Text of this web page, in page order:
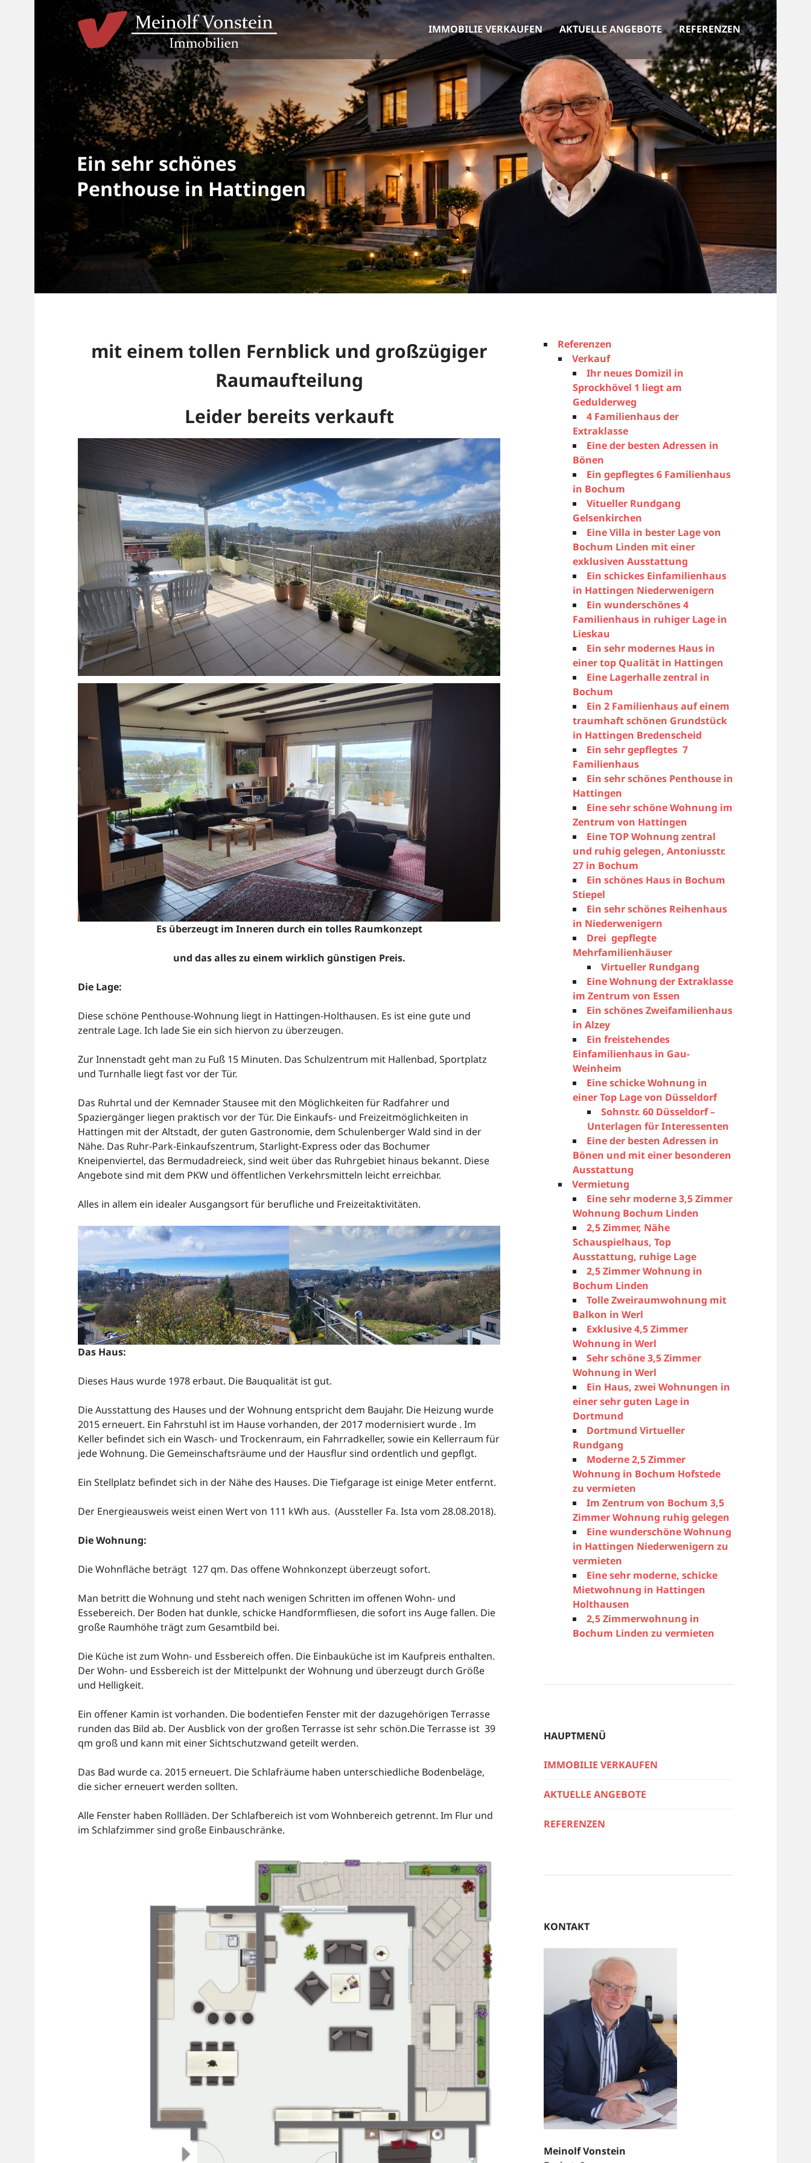
content
IMMOBILIE VERKAUFEN AKTUELLE ANGEBOTE REFERENZEN
Ein sehr schönes
Penthouse in Hattingen
mit einem tollen Fernblick und großzügiger
Raumaufteilung
Leider bereits verkauft
Es überzeugt im Inneren durch ein tolles Raumkonzept
und das alles zu einem wirklich günstigen Preis.
Die Lage:
Diese schöne Penthouse-Wohnung liegt in Hattingen-Holthausen. Es ist eine gute und
zentrale Lage. Ich lade Sie ein sich hiervon zu überzeugen.
Zur Innenstadt geht man zu Fuß 15 Minuten. Das Schulzentrum mit Hallenbad, Sportplatz
und Turnhalle liegt fast vor der Tür.
Das Ruhrtal und der Kemnader Stausee mit den Möglichkeiten für Radfahrer und
Spaziergänger liegen praktisch vor der Tür. Die Einkaufs- und Freizeitmöglichkeiten in
Hattingen mit der Altstadt, der guten Gastronomie, dem Schulenberger Wald sind in der
Nähe. Das Ruhr-Park-Einkaufszentrum, Starlight-Express oder das Bochumer
Kneipenviertel, das Bermudadreieck, sind weit über das Ruhrgebiet hinaus bekannt. Diese
Angebote sind mit dem PKW und öffentlichen Verkehrsmitteln leicht erreichbar.
Alles in allem ein idealer Ausgangsort für berufliche und Freizeitaktivitäten.
Das Haus:
Dieses Haus wurde 1978 erbaut. Die Bauqualität ist gut.
Die Ausstattung des Hauses und der Wohnung entspricht dem Baujahr. Die Heizung wurde
2015 erneuert. Ein Fahrstuhl ist im Hause vorhanden, der 2017 modernisiert wurde . Im
Keller befindet sich ein Wasch- und Trockenraum, ein Fahrradkeller, sowie ein Kellerraum für
jede Wohnung. Die Gemeinschaftsräume und der Hausflur sind ordentlich und gepflgt.
Ein Stellplatz befindet sich in der Nähe des Hauses. Die Tiefgarage ist einige Meter entfernt.
Der Energieausweis weist einen Wert von 111 kWh aus. (Aussteller Fa. Ista vom 28.08.2018).
Die Wohnung:
Die Wohnfläche beträgt 127qm. Das offene Wohnkonzept überzeugt sofort.
Man betritt die Wohnung und steht nach wenigen Schritten im offenen Wohn- und
Essebereich. Der Boden hat dunkle, schicke Handformfliesen, die sofort ins Auge fallen. Die
große Raumhöhe trägt zum Gesamtbild bei.
Die Küche ist zum Wohn- und Essbereich offen. Die Einbauküche ist im Kaufpreis enthalten.
Der Wohn- und Essbereich ist der Mittelpunkt der Wohnung und überzeugt durch Größe
und Helligkeit.
Ein offener Kamin ist vorhanden. Die bodentiefen Fenster mit der dazugehörigen Terrasse
runden das Bild ab. Der Ausblick von der großen Terrasse ist sehr schön.Die Terrasse ist 39
qm groß und kann mit einer Sichtschutzwand geteilt werden.
Das Bad wurde ca. 2015 erneuert. Die Schlafräume haben unterschiedliche Bodenbeläge,
die sicher erneuert werden sollten.
Alle Fenster haben Rollläden. Der Schlafbereich ist vom Wohnbereich getrennt. Im Flur und
im Schlafzimmer sind große Einbauschränke.
Referenzen
Verkauf
Ihr neues Domizil in
Sprockhövel 1 liegt am
Gedulderweg
4 Familienhaus der
Extraklasse
Eine der besten Adressen in
Bönen
Ein gepflegtes 6 Familienhaus
in Bochum
Vitueller Rundgang
Gelsenkirchen
Eine Villa in bester Lage von
Bochum Linden mit einer
exklusiven Ausstattung
Ein schickes Einfamilienhaus
in Hattingen Niederwenigern
Ein wunderschönes 4
Familienhaus in ruhiger Lage in
Lieskau
Ein sehr modernes Haus in
einer top Qualität in Hattingen
Eine Lagerhalle zentral in
Bochum
Ein 2 Familienhaus auf einem
traumhaft schönen Grundstück
in Hattingen Bredenscheid
Ein sehr gepflegtes 7
Familienhaus
Ein sehr schönes Penthouse in
Hattingen
Eine sehr schöne Wohnung im
Zentrum von Hattingen
Eine TOP Wohnung zentral
und ruhig gelegen, Antoniusstr.
27 in Bochum
Ein schönes Haus in Bochum
Stiepel
Ein sehr schönes Reihenhaus
in Niederwenigern
Drei gepflegte
Mehrfamilienhäuser
Virtueller Rundgang
Eine Wohnung der Extraklasse
im Zentrum von Essen
Ein schönes Zweifamilienhaus
in Alzey
Ein freistehendes
Einfamilienhaus in Gau-
Weinheim
Eine schicke Wohnung in
einer Top Lage von Düsseldorf
Sohnstr. 60 Düsseldorf –
Unterlagen für Interessenten
Eine der besten Adressen in
Bönen und mit einer besonderen
Ausstattung
Vermietung
Eine sehr moderne 3,5 Zimmer
Wohnung Bochum Linden
2,5 Zimmer, Nähe
Schauspielhaus, Top
Ausstattung, ruhige Lage
2,5 Zimmer Wohnung in
Bochum Linden
Tolle Zweiraumwohnung mit
Balkon in Werl
Exklusive 4,5 Zimmer
Wohnung in Werl
Sehr schöne 3,5 Zimmer
Wohnung in Werl
Ein Haus, zwei Wohnungen in
einer sehr guten Lage in
Dortmund
Dortmund Virtueller
Rundgang
Moderne 2,5 Zimmer
Wohnung in Bochum Hofstede
zu vermieten
Im Zentrum von Bochum 3,5
Zimmer Wohnung ruhig gelegen
Eine wunderschöne Wohnung
in Hattingen Niederwenigern zu
vermieten
Eine sehr moderne, schicke
Mietwohnung in Hattingen
Holthausen
2,5 Zimmerwohnung in
Bochum Linden zu vermieten
HAUPTMENÜ
IMMOBILIE VERKAUFEN
AKTUELLE ANGEBOTE
REFERENZEN
KONTAKT
Meinolf Vonstein